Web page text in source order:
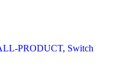
PRODUCT, Switch